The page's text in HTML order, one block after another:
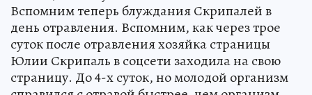
Вспомним теперь блуждания Скрипалей в
день отравления. Вспомним, как через трое
суток после отравления хозяйка страницы
Юлии Скрипаль в соцсети заходила на свою
страницу. До 4-х суток, но молодой организм